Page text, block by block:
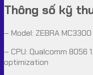
Thông số kỹ
– Model: ZEBRA MC3300
– CPU: Qualcomm 8056
optimization